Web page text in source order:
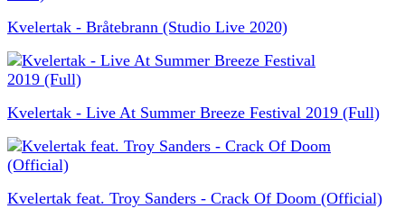
Kvelertak - Bråtebrann (Studio Live 2020)
Kvelertak - Live At Summer Breeze Festival 2019 (Full)
Kvelertak feat. Troy Sanders - Crack Of Doom (Official)